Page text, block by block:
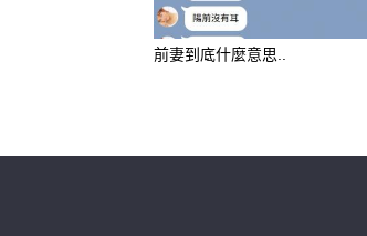
霉運結束： 屬蛇
前妻到底什麼意思..